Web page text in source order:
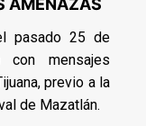
pasado 25 de
con mensajes
previo a la
de Mazatlán.